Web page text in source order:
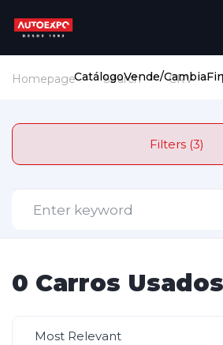
CatálogoVende/Cambia
Homepage Search CRV
Filters (3)
0 Carros Usados
Most Relevant